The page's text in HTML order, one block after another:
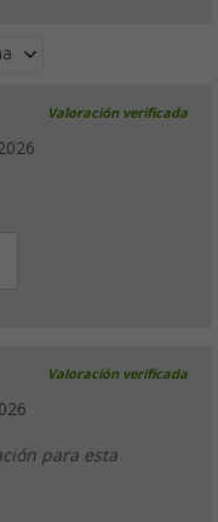
99
Valoración verificada
Valoración verificada
para esta